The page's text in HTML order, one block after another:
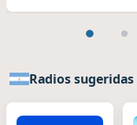
Radios